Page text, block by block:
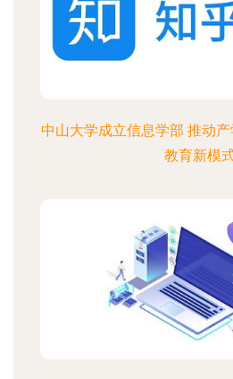
中山大学成立信息学部 推动
教育新模